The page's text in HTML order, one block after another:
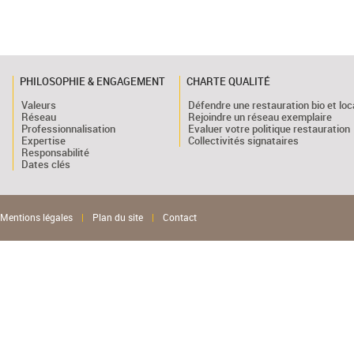
PHILOSOPHIE & ENGAGEMENT
Valeurs
Réseau
Professionnalisation
Expertise
Responsabilité
Dates clés
CHARTE QUALITÉ
Défendre une restauration bio et
Rejoindre un réseau exemplaire
Evaluer votre politique restauration
Collectivités signataires
Mentions légales | Plan du site | Contact